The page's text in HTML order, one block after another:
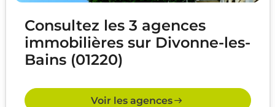
Consultez les 3 agences
immobilières sur Divonne-les-
Bains (01220)
Voir les agences